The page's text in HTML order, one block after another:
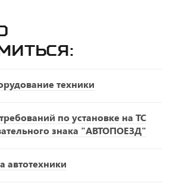
техники
по установке на ТС
знака "АВТОПОЕЗД"
автотехники